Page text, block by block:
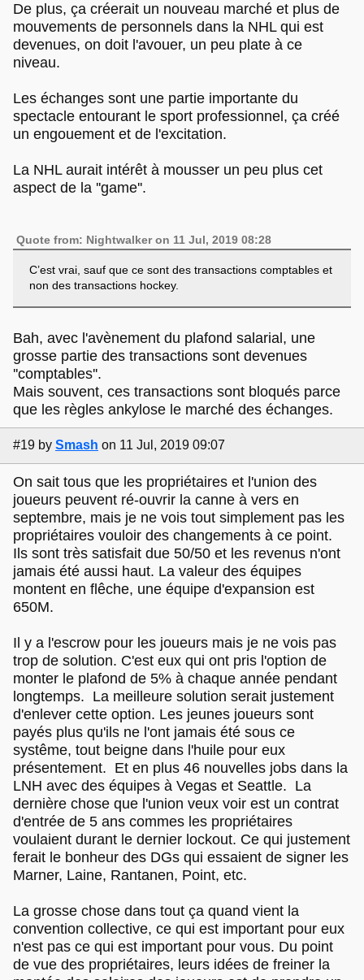
De plus, ça créerait un nouveau marché et plus de
mouvements de personnels dans la NHL qui est
devenues, on doit l'avouer, un peu plate à ce
niveau.
Les échanges sont une partie importante du
spectacle entourant le sport professionnel, ça créé
un engouement et de l'excitation.
La NHL aurait intérêt à mousser un peu plus cet
aspect de la ''game''.
Quote from: Nightwalker on 11 Jul, 2019 08:28
C’est vrai, sauf que ce sont des transactions comptables et
non des transactions hockey.
Bah, avec l'avènement du plafond salarial, une
grosse partie des transactions sont devenues
''comptables''.
Mais souvent, ces transactions sont bloqués parce
que les règles ankylose le marché des échanges.
#19 by Smash on 11 Jul, 2019 09:07
On sait tous que les propriétaires et l'union des
joueurs peuvent ré-ouvrir la canne à vers en
septembre, mais je ne vois tout simplement pas les
propriétaires vouloir des changements à ce point.
Ils sont très satisfait due 50/50 et les revenus n'ont
jamais été aussi haut. La valeur des équipes
montent en flêche, une équipe d'expansion est
650M.
Il y a l'escrow pour les joueurs mais je ne vois pas
trop de solution. C'est eux qui ont pris l'option de
monter le plafond de 5% à chaque année pendant
longtemps. La meilleure solution serait justement
d'enlever cette option. Les jeunes joueurs sont
payés plus qu'ils ne l'ont jamais été sous ce
systême, tout beigne dans l'huile pour eux
présentement. Et en plus 46 nouvelles jobs dans la
LNH avec des équipes à Vegas et Seattle. La
dernière chose que l'union veux voir est un contrat
d'entrée de 5 ans commes les propriétaires
voulaient durant le dernier lockout. Ce qui justement
ferait le bonheur des DGs qui essaient de signer les
Marner, Laine, Rantanen, Point, etc.
La grosse chose dans tout ça quand vient la
convention collective, ce qui est important pour eux
n'est pas ce qui est important pour vous. Du point
de vue des propriétaires, leurs idées de freiner la